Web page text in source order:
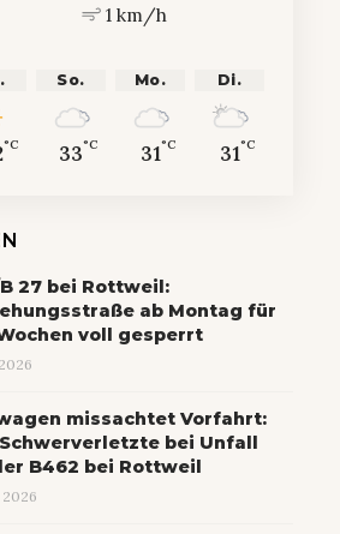
1 km/h
°C
So.
33°C
Mo.
31°C
Di.
31°C
27 bei Rottweil:
ab Montag für
voll gesperrt
missachtet Vorfahrt:
bei Unfall
B462 bei Rottweil
2026